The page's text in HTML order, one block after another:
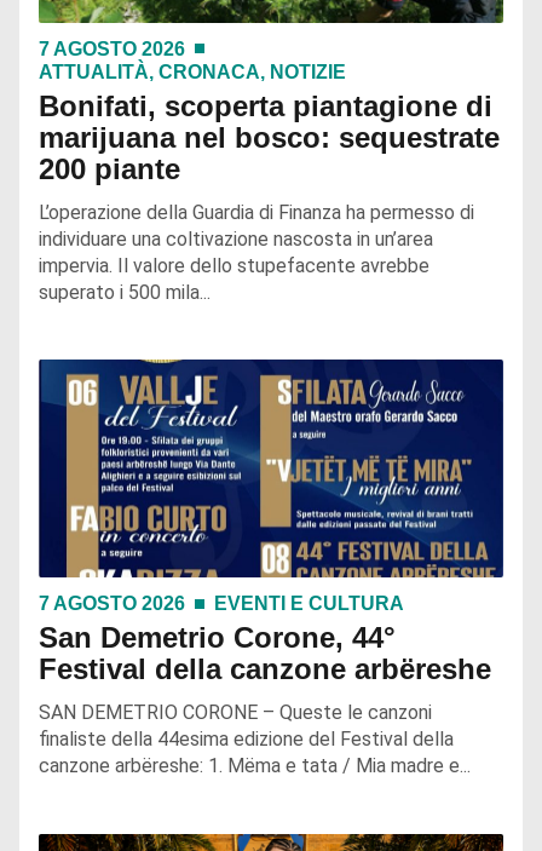
7 AGOSTO 2026
ATTUALITÀ, CRONACA, NOTIZIE
Bonifati, scoperta piantagione di
marijuana nel bosco: sequestrate
200 piante
L’operazione della Guardia di Finanza ha permesso di
individuare una coltivazione nascosta in un’area
impervia. Il valore dello stupefacente avrebbe
superato i 500 mila...
7 AGOSTO 2026 EVENTI E CULTURA
San Demetrio Corone, 44°
Festival della canzone arbëreshe
SAN DEMETRIO CORONE – Queste le canzoni
finaliste della 44esima edizione del Festival della
canzone arbëreshe: 1. Mëma e tata / Mia madre e...